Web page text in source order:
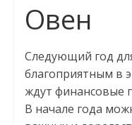
Овен
Следующий год
благоприятным в
ждут финансовые
В начале года